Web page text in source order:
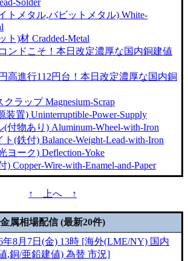
Solder
トメタル,バビットメタル) White-
ト)材 Cradded-Metal
ンドこそ！本日改定濃厚な国内銅建値
高進行112円台！本日改定濃厚な国内銅
ラップ Magnesium-Scrap
装置) Uninterruptible-Power-Supply
付物あり) Aluminum-Wheel-with-Iron
(鉄付) Balance-Weight-Lead-with-Iron
ヨーク) Deflection-Yoke
Copper-Wire-with-Enamel-and-Paper
↑ 上へ ↑
金属相場配信 (最新20件)
年8月7日(金) 13時 [海外(LME/NY) 国内
,銅/亜鉛建値) 為替 市況]